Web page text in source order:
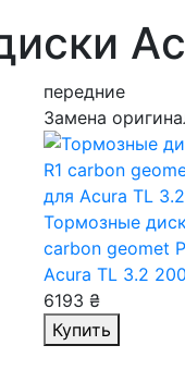
передние
Замена
Тормозные
carbon geomet
Acura TL 3.2
6193 ₴
Купить